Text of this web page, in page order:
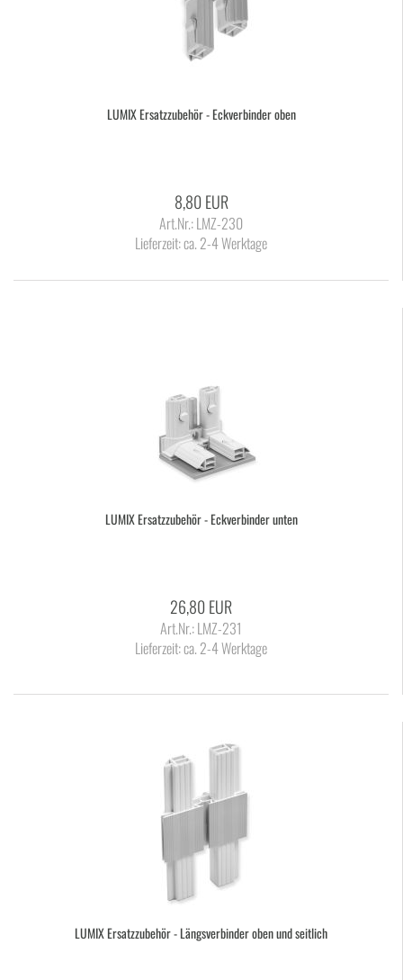
LUMIX Er­satz­zu­be­hör - Eck­ver­bin­der oben
8,80 EUR
Art.Nr.: LMZ-230
Lieferzeit:ca. 2-4 Werktage
LUMIX Er­satz­zu­be­hör - Eck­ver­bin­der unten
26,80 EUR
Art.Nr.: LMZ-231
Lieferzeit:ca. 2-4 Werktage
LUMIX Er­satz­zu­be­hör - Längs­ver­bin­der oben und seit­lich